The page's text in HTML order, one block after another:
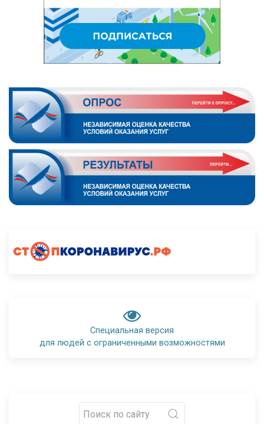
Специальная версия
для людей с ограниченными возможностями